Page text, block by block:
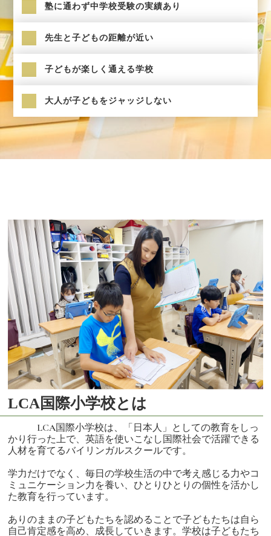
塾に通わず中学校受験の実績あり
先生と子どもの距離が近い
子どもが楽しく通える学校
大人が子どもをジャッジしない
LCA国際小学校とは
LCA国際小学校は、「日本人」としての教育をしっ
かり行った上で、英語を使いこなし国際社会で活躍できる
人材を育てるバイリンガルスクールです。
学力だけでなく、毎日の学校生活の中で考え感じる力やコ
ミュニケーション力を養い、ひとりひとりの個性を活かし
た教育を行っています。
ありのままの子どもたちを認めることで子どもたちは自ら
自己肯定感を高め、成長していきます。学校は子どもたち